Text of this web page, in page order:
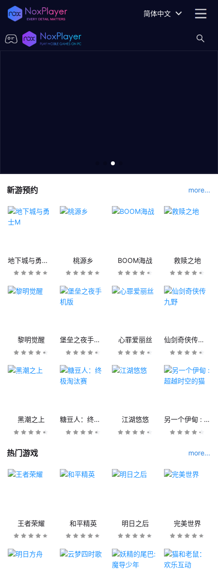
简体中文
新游预约 more...
地下城与勇士M 桃源乡 BOOM海战 救赎之地
黎明觉醒 堡垒之夜手机版 心罪爱丽丝 仙剑奇侠传九野
黑潮之上 糖豆人：终极淘汰赛 江湖悠悠 另一个伊甸 : 超越时空的猫
热门游戏 more...
王者荣耀 和平精英 明日之后 完美世界